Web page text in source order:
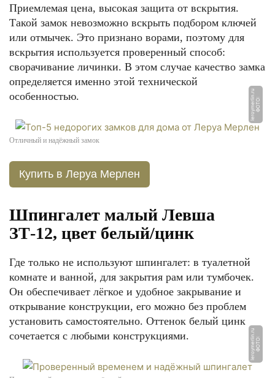
Приемлемая цена, высокая защита от вскрытия.
Такой замок невозможно вскрыть подбором ключей
или отмычек. Это признано ворами, поэтому для
вскрытия используется проверенный способ:
сворачивание личинки. В этом случае качество замка
определяется именно этой технической
особенностью.
Ф
О
Т
О:
l
e
r
o
y
m
e
rli
n.
r
u
Отличный и надёжный замок
Купить в Леруа Мерлен
Шпингалет малый Левша
ЗТ-12, цвет белый/цинк
Где только не используют шпингалет: в туалетной
комнате и ванной, для закрытия рам или тумбочек.
Он обеспечивает лёгкое и удобное закрывание и
открывание конструкции, его можно без проблем
установить самостоятельно. Оттенок белый цинк
сочетается с любыми конструкциями.
Ф
О
Т
О:
l
e
r
o
y
m
e
rli
n.
r
u